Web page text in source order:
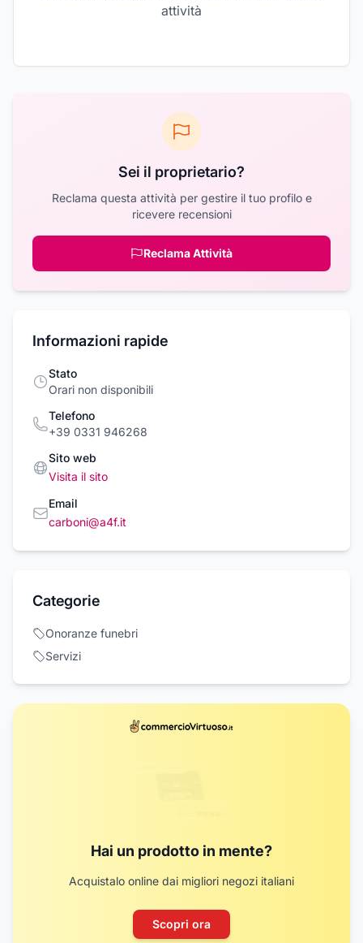
attività
Sei il proprietario?
Reclama questa attività per gestire il tuo profilo e
ricevere recensioni
Reclama Attività
Informazioni rapide
Stato
Orari non disponibili
Telefono
+39 0331 946268
Sito web
Visita il sito
Email
carboni@a4f.it
Categorie
Onoranze funebri
Servizi
Hai un prodotto in mente?
Acquistalo online dai migliori negozi italiani
Scopri ora